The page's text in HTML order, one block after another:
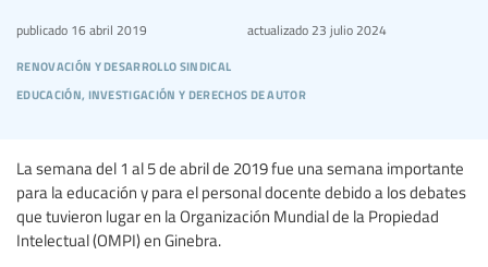
renovación y desarrollo sindical
educación, investigación y derechos de autor
publicado 16 abril 2019 actualizado23 julio 2024
La semana del 1 al 5 de abril de 2019 fue una semana importante
para la educación y para el personal docente debido a los debates
que tuvieron lugar en la Organización Mundial de la Propiedad
Intelectual (OMPI) en Ginebra.